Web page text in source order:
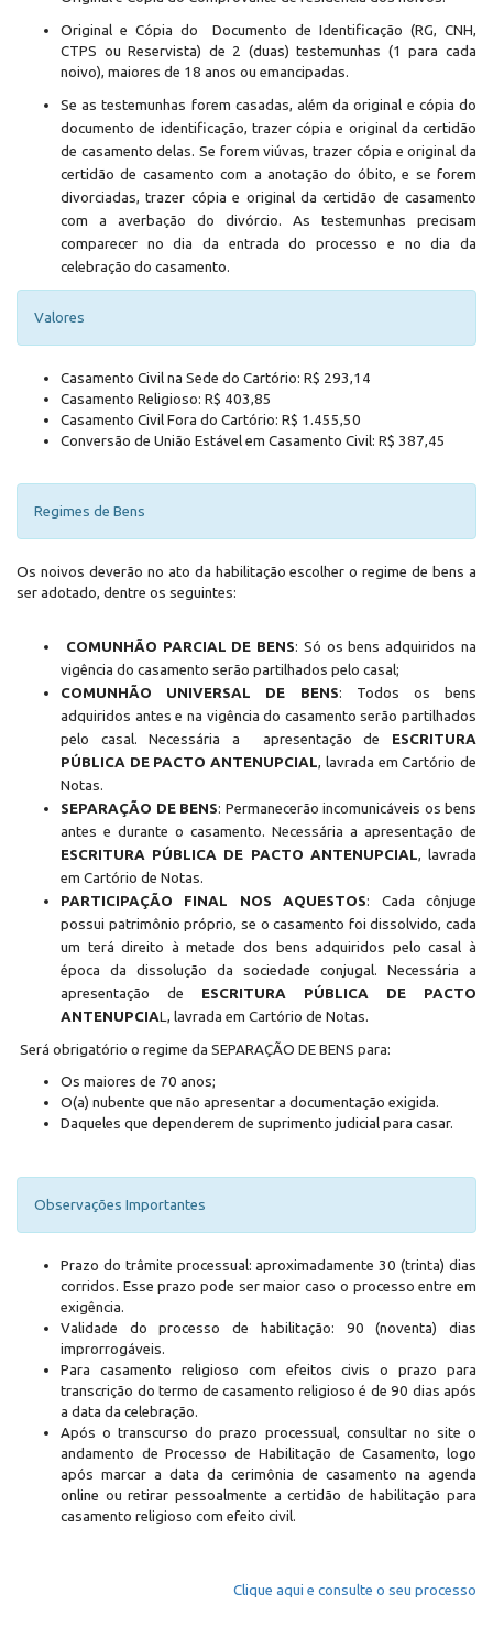
Original e Cópia do
Documento de Identificação (RG, CNH,
CTPS ou Reservista) de 2 (duas) testemunhas (1 para cada
noivo), maiores de 18 anos ou emancipadas.
Se as testemunhas forem casadas, além da original e cópia do
documento de identificação, trazer cópia e original da certidão
de casamento delas. Se forem viúvas, trazer cópia e original da
certidão de casamento com a anotação do óbito, e se forem
divorciadas, trazer cópia e original da certidão de casamento
com a averbação do divórcio. As testemunhas precisam
comparecer no dia da entrada do processo e no dia da
celebração do casamento.
Valores
Casamento Civil na Sede do Cartório: R$ 293,14
Casamento Religioso: R$ 403,85
Casamento Civil Fora do Cartório: R$ 1.455,50
Conversão de União Estável em Casamento Civil: R$ 387,45
Regimes de Bens
Os noivos deverão no ato da habilitação escolher o regime de bens a
ser adotado, dentre os seguintes:
COMUNHÃO PARCIAL DE BENS: Só os bens adquiridos na
vigência do casamento serão partilhados pelo casal;
COMUNHÃO UNIVERSAL DE BENS: Todos os bens
adquiridos antes e na vigência do casamento serão partilhados
pelo casal. Necessária a apresentação de ESCRITURA
PÚBLICA DE PACTO ANTENUPCIAL, lavrada em Cartório de
Notas.
SEPARAÇÃO DE BENS: Permanecerão incomunicáveis os bens
antes e durante o casamento. Necessária a apresentação de
ESCRITURA PÚBLICA DE PACTO ANTENUPCIAL, lavrada
em Cartório de Notas.
PARTICIPAÇÃO FINAL NOS AQUESTOS: Cada cônjuge
possui patrimônio próprio, se o casamento foi dissolvido, cada
um terá direito à metade dos bens adquiridos pelo casal à
época da dissolução da sociedade conjugal. Necessária a
apresentação de ESCRITURA PÚBLICA DE PACTO
ANTENUPCIAL, lavrada em Cartório de Notas.
Será obrigatório o regime da SEPARAÇÃO DE BENS para:
Os maiores de 70 anos;
O(a) nubente que não apresentar a documentação exigida.
Daqueles que dependerem de suprimento judicial para casar.
Observações Importantes
Prazo do trâmite processual: aproximadamente 30 (trinta) dias
corridos. Esse prazo pode ser maior caso o processo entre em
exigência.
Validade do processo de habilitação: 90 (noventa) dias
improrrogáveis.
Para casamento religioso com efeitos civis o prazo para
transcrição do termo de casamento religioso é de 90 dias após
a data da celebração.
Após o transcurso do prazo processual, consultar no site o
andamento de Processo de Habilitação de Casamento, logo
após marcar a data da cerimônia de casamento na agenda
online ou retirar pessoalmente a certidão de habilitação para
casamento religioso com efeito civil.
Clique aqui e consulte o seu processo